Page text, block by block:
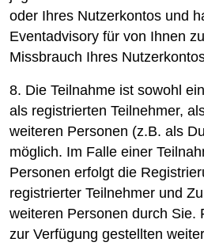
oder Ihres Nutzerkontos und
Eventadvisory für von Ihnen
Missbrauch Ihres
8. Die Teilnahme ist sowohl
als registrierten Teilnehmer,
weiteren Personen (z.B. als
möglich. Im Falle einer
Personen erfolgt die
registrierter Teilnehmer und
weiteren Personen durch Sie.
zur Verfügung gestellten